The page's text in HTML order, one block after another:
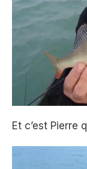
Et c’est Pierre